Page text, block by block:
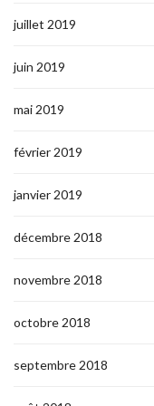
juillet 2019
juin 2019
mai 2019
février 2019
janvier 2019
décembre 2018
novembre 2018
octobre 2018
septembre 2018